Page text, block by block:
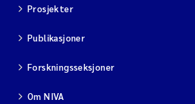
Prosjekter
Publikasjoner
Forskningsseksjoner
Om NIVA